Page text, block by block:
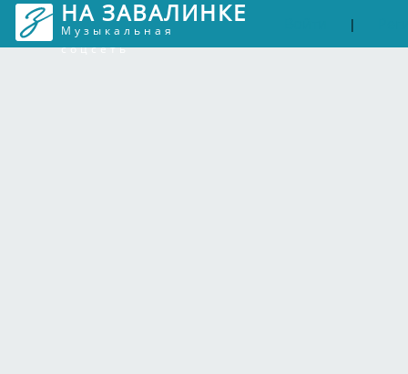
НА ЗАВАЛИНКЕ
Музыкальная
соцсеть
|